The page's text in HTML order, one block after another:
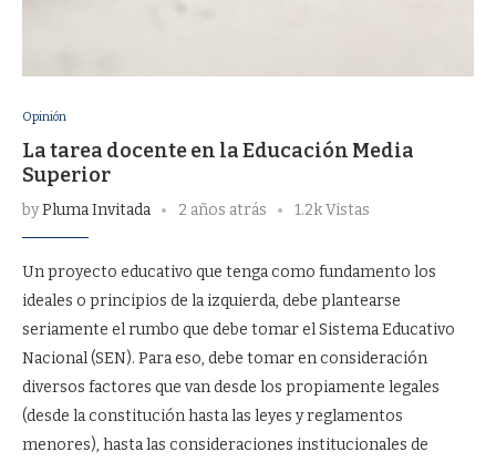
Opinión
La tarea docente en la Educación Media
Superior
byPluma Invitada 2 años atrás 1.2k Vistas
Un proyecto educativo que tenga como fundamento los
ideales o principios de la izquierda, debe plantearse
seriamente el rumbo que debe tomar el Sistema Educativo
Nacional (SEN). Para eso, debe tomar en consideración
diversos factores que van desde los propiamente legales
(desde la constitución hasta las leyes y reglamentos
menores), hasta las consideraciones institucionales de